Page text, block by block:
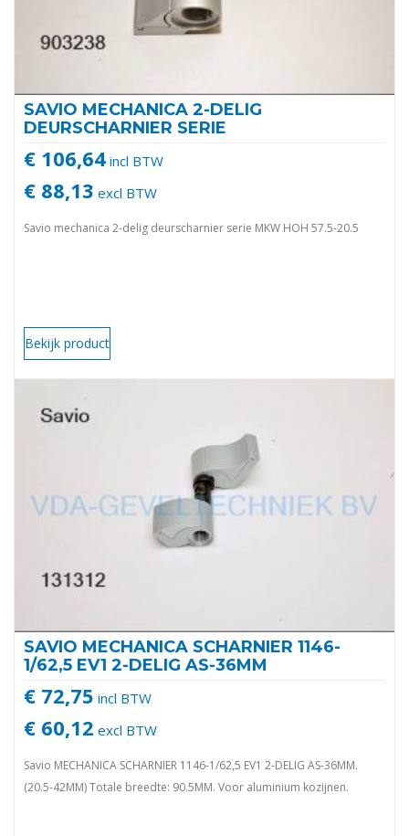
SAVIO MECHANICA 2-DELIG
DEURSCHARNIER SERIE
€ 106,64 incl BTW
€ 88,13 excl BTW
Savio mechanica 2-delig deurscharnier serie MKW HOH 57.5-20.5
Bekijk product
SAVIO MECHANICA SCHARNIER 1146-
1/62,5 EV1 2-DELIG AS-36MM
€ 72,75 incl BTW
€ 60,12 excl BTW
Savio MECHANICA SCHARNIER 1146-1/62,5 EV1 2-DELIG AS-36MM.
(20.5-42MM) Totale breedte: 90.5MM. Voor aluminium kozijnen.